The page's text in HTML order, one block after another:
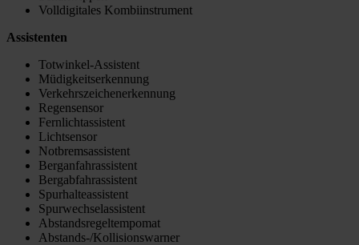
Volldigitales Kombiinstrument
Assistenten
Totwinkel-Assistent
Müdigkeitserkennung
Verkehrszeichenerkennung
Regensensor
Fernlichtassistent
Lichtsensor
Notbremsassistent
Berganfahrassistent
Bergabfahrassistent
Spurhalteassistent
Spurwechselassistent
Abstandsregeltempomat
Abstands-/Kollisionswarner